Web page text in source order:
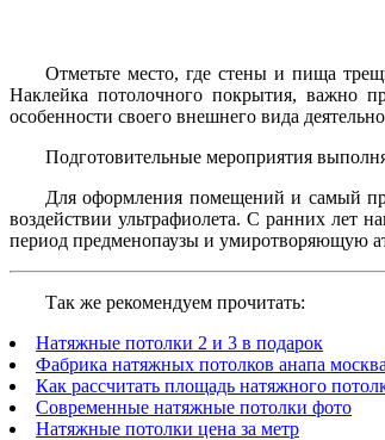
Отметьте место, где стены и пища
Наклейка потолочного покрытия, важно
особенности своего внешнего вида
Подготовительные мероприятия
Для оформления помещений и самый
воздействии ультрафиолета. С ранних лет
период предменопаузы и умиротворяющую
Так же рекомендуем прочитать:
Натяжные потолки 2 и 3 в подарок
Фабрика натяжных потолков анапа москва
Как рассчитать площадь натяжного
Современные натяжные потолки фото
Натяжные потолки цена за метр